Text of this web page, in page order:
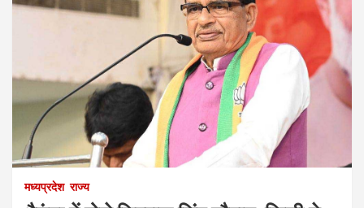
मध्यप्रदेश राज्य